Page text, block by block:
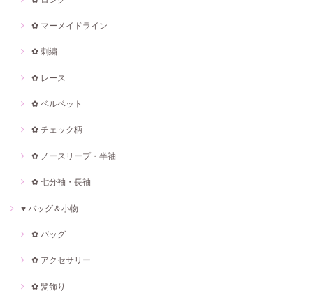
✿ マーメイドライン
✿ 刺繍
✿ レース
✿ ベルベット
✿ チェック柄
✿ ノースリープ・半袖
✿ 七分袖・長袖
♥ バッグ＆小物
✿ バッグ
✿ アクセサリー
✿ 髪飾り